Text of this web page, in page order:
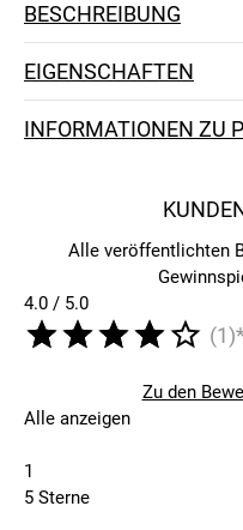
BESCHREIBUNG
EIGENSCHAFTEN
INFORMATIONEN ZU
Alle veröffentlichten
4.0 / 5.0
Zu den
Alle anzeigen
1
5 Sterne